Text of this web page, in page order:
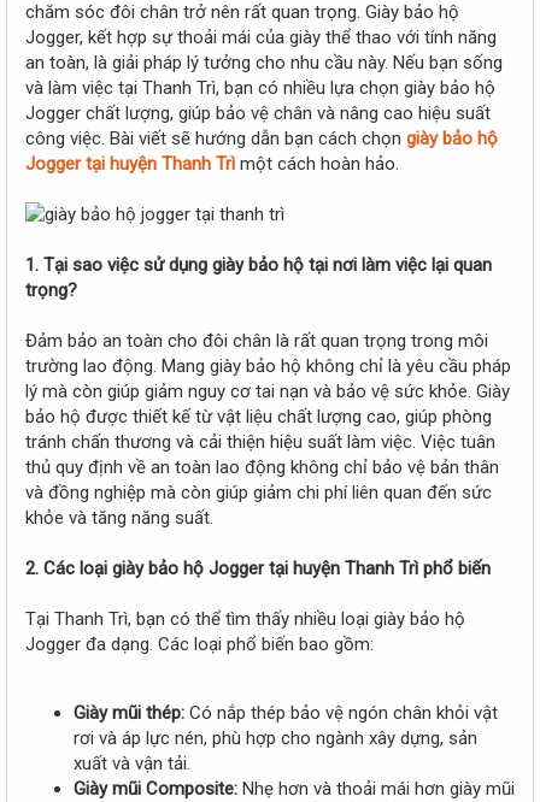
e
r
chăm sóc đôi chân trở nên rất quan trọng. Giày bảo hộ
Jogger, kết hợp sự thoải mái của giày thể thao với tính năng
an toàn, là giải pháp lý tưởng cho nhu cầu này. Nếu bạn sống
và làm việc tại Thanh Trì, bạn có nhiều lựa chọn giày bảo hộ
Jogger chất lượng, giúp bảo vệ chân và nâng cao hiệu suất
công việc. Bài viết sẽ hướng dẫn bạn cách chọn giày bảo hộ
Jogger tại huyện Thanh Trì một cách hoàn hảo.
1. Tại sao việc sử dụng giày bảo hộ tại nơi làm việc lại quan
trọng?
Đảm bảo an toàn cho đôi chân là rất quan trọng trong môi
trường lao động. Mang giày bảo hộ không chỉ là yêu cầu pháp
lý mà còn giúp giảm nguy cơ tai nạn và bảo vệ sức khỏe. Giày
bảo hộ được thiết kế từ vật liệu chất lượng cao, giúp phòng
tránh chấn thương và cải thiện hiệu suất làm việc. Việc tuân
thủ quy định về an toàn lao động không chỉ bảo vệ bản thân
và đồng nghiệp mà còn giúp giảm chi phí liên quan đến sức
khỏe và tăng năng suất.
2. Các loại giày bảo hộ Jogger tại huyện Thanh Trì phổ biến
Tại Thanh Trì, bạn có thể tìm thấy nhiều loại giày bảo hộ
Jogger đa dạng. Các loại phổ biến bao gồm:
Giày mũi thép: Có nắp thép bảo vệ ngón chân khỏi vật
rơi và áp lực nén, phù hợp cho ngành xây dựng, sản
xuất và vận tải.
Giày mũi Composite: Nhẹ hơn và thoải mái hơn giày mũi